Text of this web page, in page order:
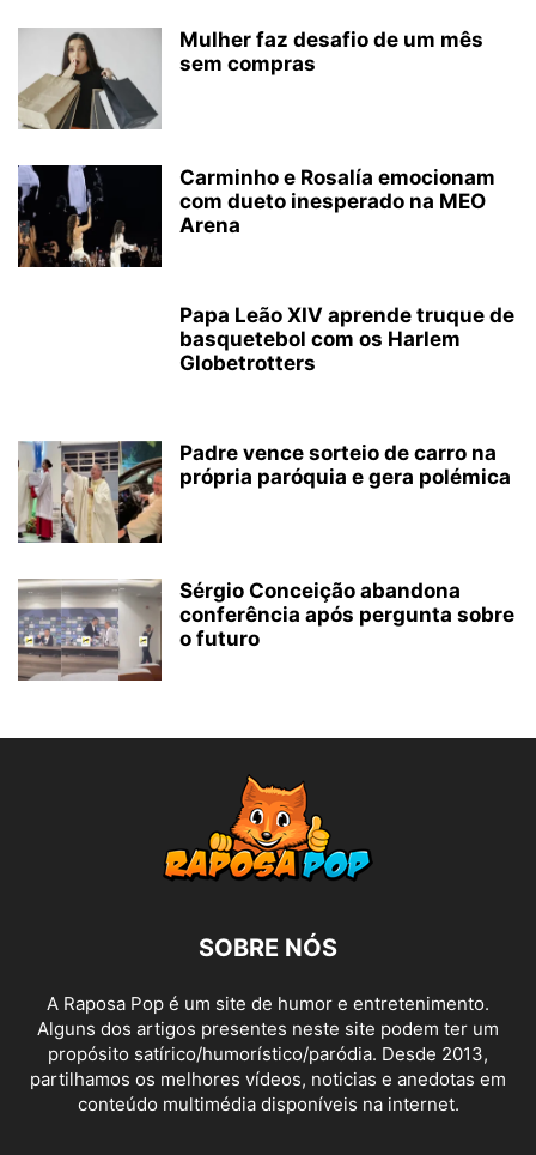
Mulher faz desafio de um mês
sem compras
Carminho e Rosalía emocionam
com dueto inesperado na MEO
Arena
Papa Leão XIV aprende truque de
basquetebol com os Harlem
Globetrotters
Padre vence sorteio de carro na
própria paróquia e gera polémica
Sérgio Conceição abandona
conferência após pergunta sobre
o futuro
SOBRE NÓS
A Raposa Pop é um site de humor e entretenimento.
Alguns dos artigos presentes neste site podem ter um
propósito satírico/humorístico/paródia. Desde 2013,
partilhamos os melhores vídeos, noticias e anedotas em
conteúdo multimédia disponíveis na internet.